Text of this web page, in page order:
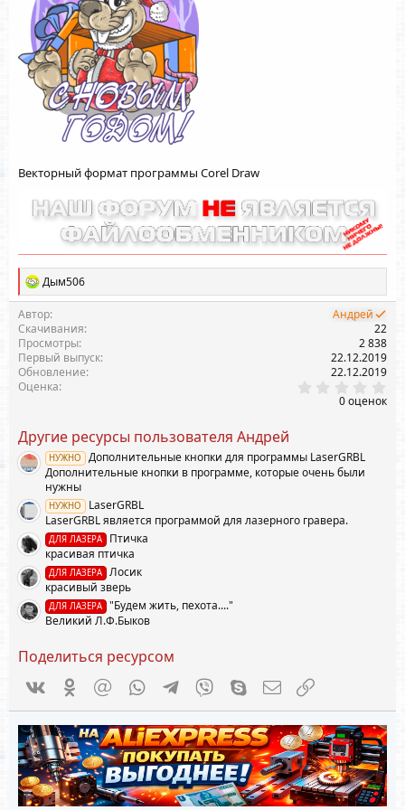
я
Векторный формат программы Corel Draw
Р
е
а
к
ц
и
и
:
Дым506
Автор
Андрей
Скачивания
22
Просмотры
2 838
Первый выпуск
22.12.2019
Обновление
22.12.2019
Оценка
.
0 оценок
Другие ресурсы пользователя Андрей
НУЖНО
Дополнительные кнопки для программы LaserGRBL
Дополнительные кнопки в программе, которые очень были
нужны
НУЖНО
LaserGRBL
LaserGRBL является программой для лазерного гравера.
ДЛЯ ЛАЗЕРА
Птичка
красивая птичка
ДЛЯ ЛАЗЕРА
Лосик
красивый зверь
ДЛЯ ЛАЗЕРА
"Будем жить, пехота...."
Великий Л.Ф.Быков
Поделиться ресурсом
VkontakteOdnoklassniki
Mail.ru WhatsAppTelegramViber Skype Электронная почта